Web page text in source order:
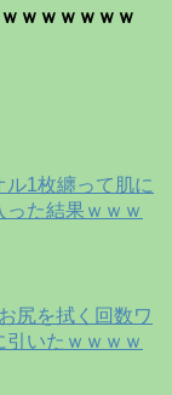
ｗｗｗｗｗｗ
ル1枚纏って肌に
た結果ｗｗｗ
尻を拭く回数ワ
引いたｗｗｗｗ